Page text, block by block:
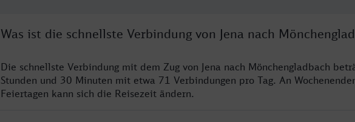
Was ist die schnellste Verbindung von Jena nach
Die schnellste Verbindung mit dem Zug von Jena nach Mönchengladbach
Stunden und 30 Minuten mit etwa 71 Verbindungen pro Tag. An
Feiertagen kann sich die Reisezeit ändern.